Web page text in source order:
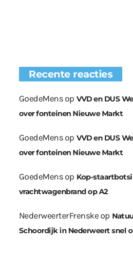
Recente reacties
GoedeMensop VVD en DUS
over fonteinen Nieuwe Markt
GoedeMensop VVD en DUS
over fonteinen Nieuwe Markt
GoedeMensop Kop-
vrachtwagenbrand op A2
NederweerterFrenskeop
Schoordijk in Nederweert snel